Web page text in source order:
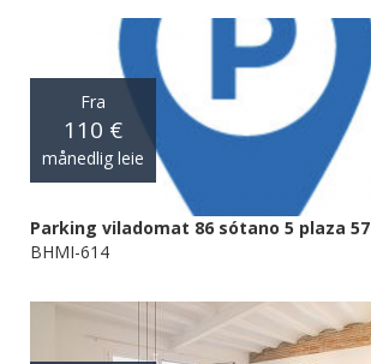
Fra
110 €
månedlig leie
Parking viladomat 86 sótano 5 plaza 57
BHMI-614